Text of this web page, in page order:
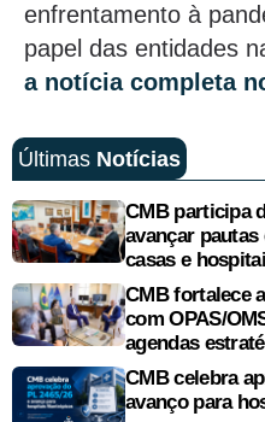
enfrentamento à
papel das entidades
a notícia completa
Últimas Notícias
CMB participa
avançar
casas e
CMB fortalece
com OPAS/
agendas
CMB celebra
avanço para